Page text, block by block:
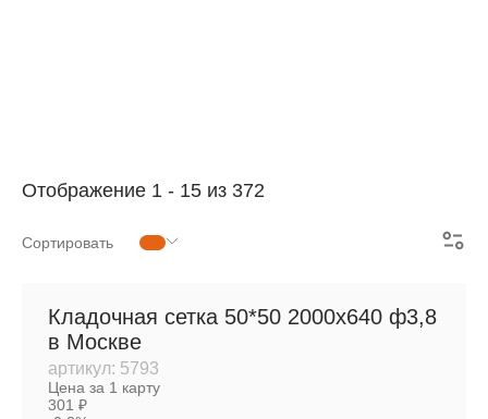
Отображение 1 - 15 из 372
Сортировать
Кладочная сетка 50*50 2000х640 ф3,8
в Москве
артикул: 5793
Цена за 1 карту
301 ₽